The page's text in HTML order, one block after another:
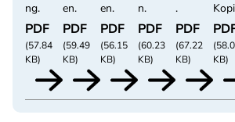
ng.
PDF
(57.84
KB)
en.
PDF
(59.49
KB)
en.
PDF
(56.15
KB)
n.
PDF
(60.23
KB)
.
PDF
(67.22
KB)
KB)